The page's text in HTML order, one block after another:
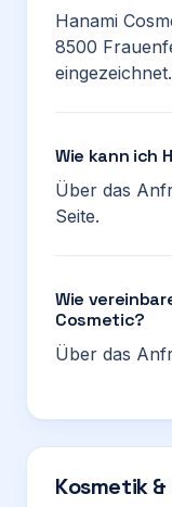
Hanami
8500
eingezeichnet.
Wie kann ich
Über das
Seite.
Wie
Cosmetic?
Über das
Kosmetik